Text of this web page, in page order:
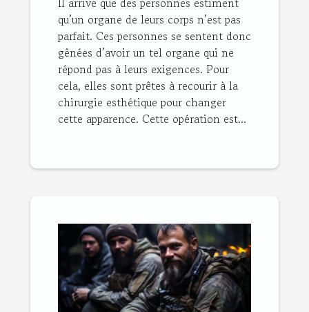
qu’un organe de leurs corps n’est pas
parfait. Ces personnes se sentent donc
gênées d’avoir un tel organe qui ne
répond pas à leurs exigences. Pour
cela, elles sont prêtes à recourir à la
chirurgie esthétique pour changer
cette apparence. Cette opération est...